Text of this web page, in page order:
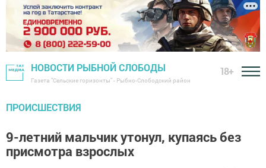
НОВОСТИ РЫБНОЙ СЛОБОДЫ
Газета "Сельские горизонты" - Рыбно-Слободский район
18+
ПРОИСШЕСТВИЯ
9-летний мальчик утонул, купаясь без
присмотра взрослых